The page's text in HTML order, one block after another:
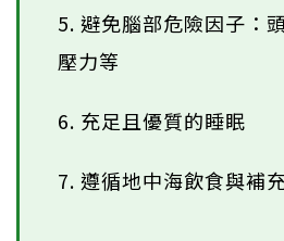
5. 避免腦部危險因子：
壓力等
6. 充足且優質的睡眠
7. 遵循地中海飲食與補